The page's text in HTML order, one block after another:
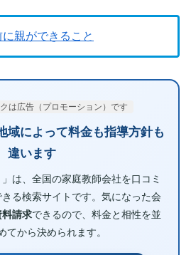
親ができること
は広告（プロモーション）です
域によって料金も指導方針も
違います
」は、全国の家庭教師会社を口コミ
る検索サイトです。気になった会
請求できるので、料金と相性を並
てから決められます。